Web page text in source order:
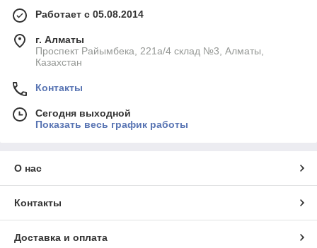
Работает с 05.08.2014
г. Алматы
Проспект Райымбека, 221а/4 склад №3, Алматы,
Казахстан
Контакты
Сегодня выходной
Показать весь график работы
О нас
Контакты
Доставка и оплата